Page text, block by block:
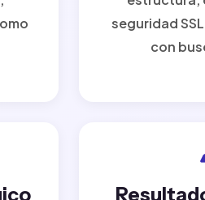
seguridad
con